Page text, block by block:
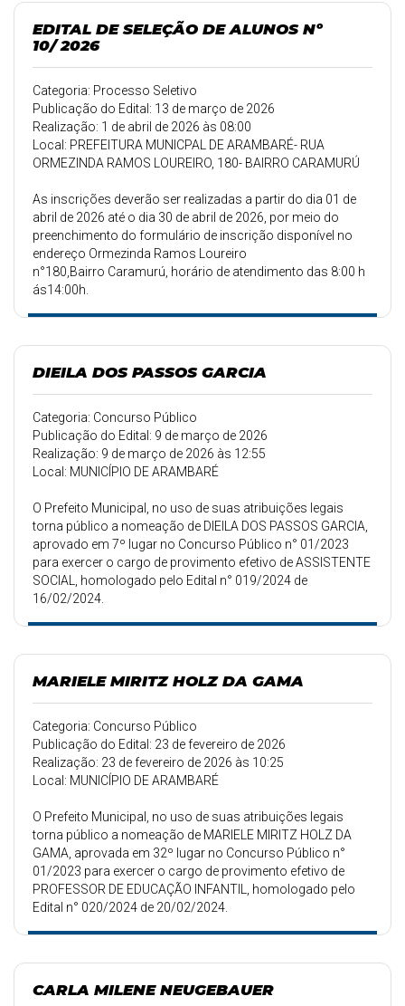
EDITAL DE SELEÇÃO DE ALUNOS Nº
10/ 2026
Categoria: Processo Seletivo
Publicação do Edital: 13 de março de 2026
Realização: 1 de abril de 2026 às 08:00
Local: PREFEITURA MUNICPAL DE ARAMBARÉ- RUA
ORMEZINDA RAMOS LOUREIRO, 180- BAIRRO CARAMURÚ
As inscrições deverão ser realizadas a partir do dia 01 de
abril de 2026 até o dia 30 de abril de 2026, por meio do
preenchimento do formulário de inscrição disponível no
endereço Ormezinda Ramos Loureiro
n°180,Bairro Caramurú, horário de atendimento das 8:00 h
ás14:00h.
DIEILA DOS PASSOS GARCIA
Categoria: Concurso Público
Publicação do Edital: 9 de março de 2026
Realização: 9 de março de 2026 às 12:55
Local: MUNICÍPIO DE ARAMBARÉ
O Prefeito Municipal, no uso de suas atribuições legais
torna público a nomeação de DIEILA DOS PASSOS GARCIA,
aprovado em 7º lugar no Concurso Público n° 01/2023
para exercer o cargo de provimento efetivo de ASSISTENTE
SOCIAL, homologado pelo Edital n° 019/2024 de
16/02/2024.
MARIELE MIRITZ HOLZ DA GAMA
Categoria: Concurso Público
Publicação do Edital: 23 de fevereiro de 2026
Realização: 23 de fevereiro de 2026 às 10:25
Local: MUNICÍPIO DE ARAMBARÉ
O Prefeito Municipal, no uso de suas atribuições legais
torna público a nomeação de MARIELE MIRITZ HOLZ DA
GAMA, aprovada em 32º lugar no Concurso Público n°
01/2023 para exercer o cargo de provimento efetivo de
PROFESSOR DE EDUCAÇÃO INFANTIL, homologado pelo
Edital n° 020/2024 de 20/02/2024.
CARLA MILENE NEUGEBAUER